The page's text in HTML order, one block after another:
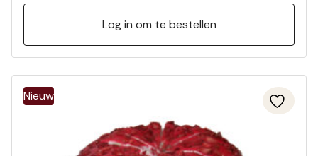
Log in om te bestellen